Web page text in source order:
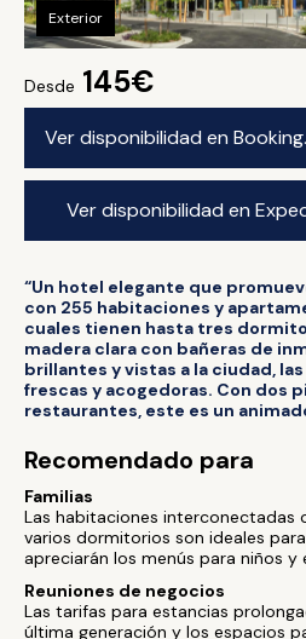
Desde 145€
Ver disponibilidad en
Ver disponibilidad en
Exterior
“Un hotel elegante que
con 255 habitaciones y
cuales tienen hasta tres
madera clara con bañeras de
brillantes y vistas a la ciudad,
frescas y acogedoras. Con dos
restaurantes, este es un
Recomendado para
Familias
Las habitaciones interconectadas
varios dormitorios son ideales
apreciarán los menús para niños y
Reuniones de negocios
Las tarifas para estancias
última generación y los espacios